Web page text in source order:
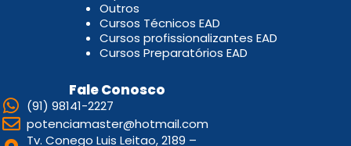
Outros
Cursos Técnicos EAD
Cursos profissionalizantes EAD
Cursos Preparatórios EAD
Fale Conosco
(91) 98141-2227
potenciamaster@hotmail.com
Tv. Conego Luis Leitao, 2189 –